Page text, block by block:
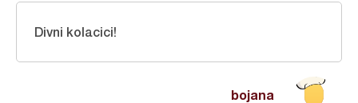
bojana
Divni kolacici!